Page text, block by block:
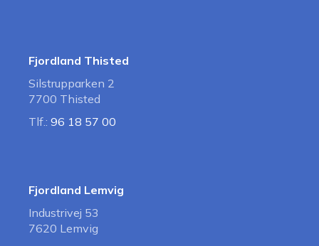
Fjordland Thisted
Silstrupparken 2
7700 Thisted
Tlf.: 96 18 57 00
Fjordland Lemvig
Industrivej 53
7620 Lemvig